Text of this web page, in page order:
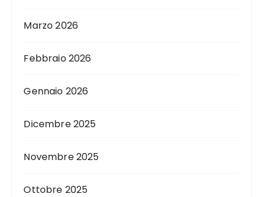
Marzo 2026
Febbraio 2026
Gennaio 2026
Dicembre 2025
Novembre 2025
Ottobre 2025